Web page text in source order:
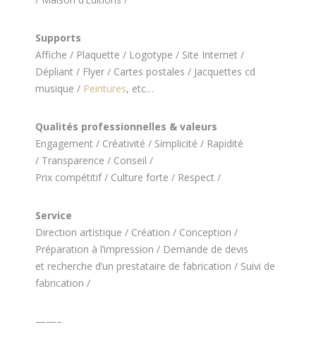
Supports
Affiche / Plaquette / Logotype / Site Internet /
Dépliant / Flyer / Cartes postales / Jacquettes cd
musique / Peintures, etc…
Qualités professionnelles & valeurs
Engagement / Créativité / Simplicité / Rapidité
/ Transparence / Conseil /
Prix compétitif / Culture forte / Respect /
Service
Direction artistique / Création / Conception /
Préparation à l’impression / Demande de devis
et recherche d’un prestataire de fabrication / Suivi de
fabrication /
——–